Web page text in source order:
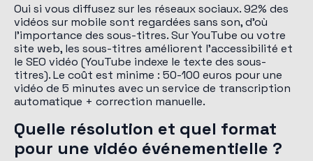
Oui si vous diffusez sur les réseaux sociaux. 92% des
vidéos sur mobile sont regardées sans son, d'où
l'importance des sous-titres. Sur YouTube ou votre
site web, les sous-titres améliorent l'accessibilité et
le SEO vidéo (YouTube indexe le texte des sous-
titres). Le coût est minime : 50-100 euros pour une
vidéo de 5 minutes avec un service de transcription
automatique + correction manuelle.
Quelle résolution et quel format
pour une vidéo événementielle ?